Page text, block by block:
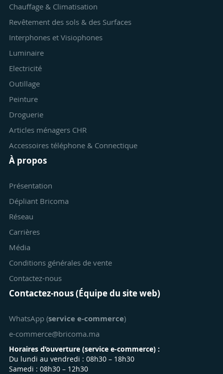
Chauffage & Climatisation
Revêtement des sols & des Surfaces
Interphones et Visiophones
Luminaire
Electricité
Outillage
Peinture
Droguerie
Articles ménagers CHR
Accessoires téléphone & Connectique
À propos
Présentation
Dépliant Bricoma
Réseau
Carrières
Média
Conditions générales de vente
Contactez-nous
Contactez-nous (Équipe du site web)
WhatsApp (service e-commerce)
e-commerce@bricoma.ma
Horaires d’ouverture (service e-commerce) :
Du lundi au vendredi : 08h30 – 18h30
Samedi : 08h30 – 12h30